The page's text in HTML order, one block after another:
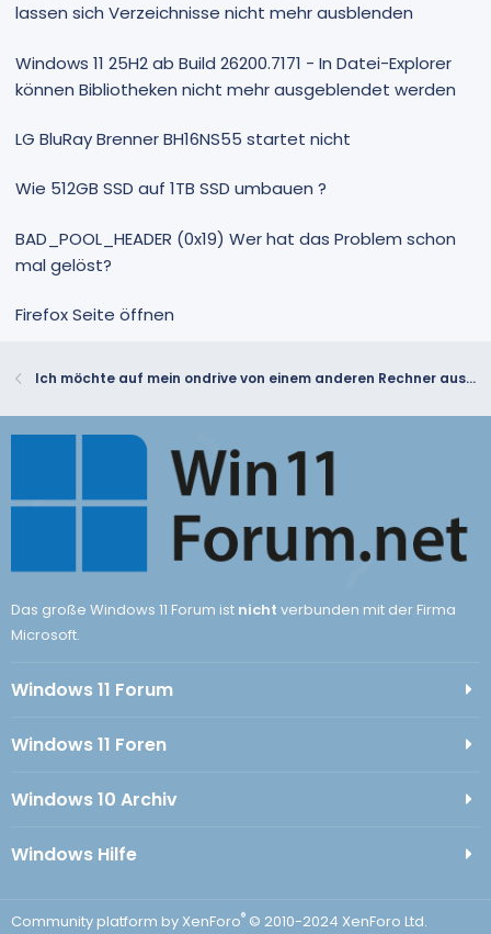
lassen sich Verzeichnisse nicht mehr ausblenden
Windows 11 25H2 ab Build 26200.7171 - In Datei-Explorer
können Bibliotheken nicht mehr ausgeblendet werden
LG BluRay Brenner BH16NS55 startet nicht
Wie 512GB SSD auf 1TB SSD umbauen ?
BAD_POOL_HEADER (0x19) Wer hat das Problem schon
mal gelöst?
Firefox Seite öffnen
Ich möchte auf mein ondrive von einem anderen Rechner ausgreifen.
Das große Windows 11 Forum ist nicht verbunden mit der Firma
Microsoft.
Windows 11 Forum
Windows 11 Foren
Windows 10 Archiv
Windows Hilfe
Community platform by XenForo® © 2010-2024 XenForo Ltd.